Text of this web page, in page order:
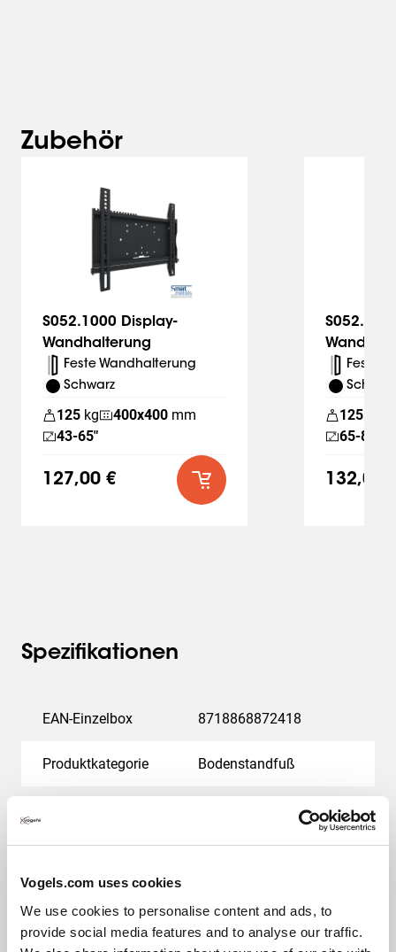
Vogels.com uses cookies
We use cookies to personalise content and ads, to
provide social media features and to analyse our traffic.
Zubehör
S052.1000 Display-
Wandhalterung
Feste Wandhalterung
Schwarz
125 kg 400x400 mm
43-65"
127,00 €
Feste
125
65-86"
132,00
Spezifikationen
EAN-Einzelbox 8718868872418
Produktkategorie Bodenstandfuß
Max. Bildschirmgröße (Zoll)